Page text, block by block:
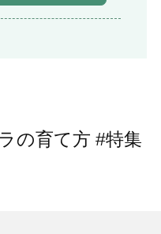
の育て方 #特集